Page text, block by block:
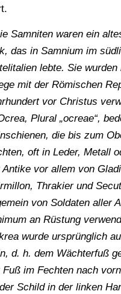
Samniten waren ein
das in Samnium im
lebte. Sie wurden
mit der Römischen
vor Christus
Plural „ocreae“,
die bis zum
oft in Leder, Metall
Antike vor allem von
Thrakier und
von Soldaten aller
an Rüstung
wurde ursprünglich
d. h. dem Wächterfuß
Fuß im Fechten nach
Schild in der linken